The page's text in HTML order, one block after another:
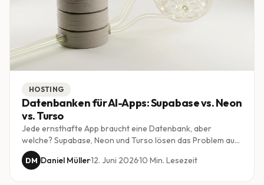
HOSTING
Datenbanken für AI-Apps: Supabase vs. Neon
vs. Turso
Jede ernsthafte App braucht eine Datenbank, aber
welche? Supabase, Neon und Turso lösen das Problem auf
sehr unterschiedliche Weise. Ein klarer Vergleich für alle,
die mit Vibe Coding produktive Apps bauen.
DM Daniel Müller·12. Juni 2026·10 Min. Lesezeit